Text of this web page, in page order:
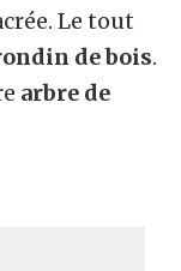
Le tout
de bois.
arbre de